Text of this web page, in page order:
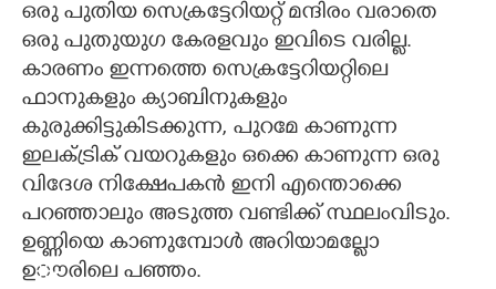
ഒരു പുതിയ സെക്രട്ടേറിയറ്റ് മന്ദിരം വരാതെ
ഒരു പുതുയുഗ കേരളവും ഇവിടെ വരില്ല.
കാരണം ഇന്നത്തെ സെക്രട്ടേറിയറ്റിലെ
ഫാനുകളും ക്യാബിനുകളും
കുരുക്കിട്ടുകിടക്കുന്ന, പുറമേ കാണുന്ന
ഇലക്ട്രിക് വയറുകളും ഒക്കെ കാണുന്ന ഒരു
വിദേശ നിക്ഷേപകൻ ഇനി എന്തൊക്കെ
പറഞ്ഞാലും അടുത്ത വണ്ടിക്ക് സ്ഥലംവിടും.
ഉണ്ണിയെ കാണുമ്പോൾ അറിയാമല്ലോ
ഉൗരിലെ പഞ്ഞം.